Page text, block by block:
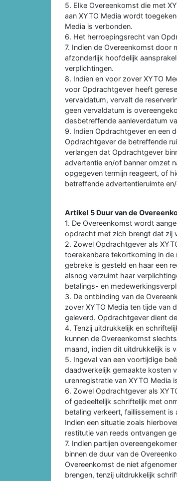
5. Elke Overeenkomst die met
aan XYTO Media wordt
Media is verbonden.
6. Het herroepingsrecht van
7. Indien de Overeenkomst door
afzonderlijk hoofdelijk
verplichtingen.
8. Indien en voor zover XYTO
voor Opdrachtgever heeft
vervaldatum, vervalt de
geen vervaldatum is
desbetreffende aanleverdatum
9. Indien Opdrachtgever en een
Opdrachtgever de betreffende
verlangen dat Opdrachtgever
advertentie en/of banner omzet
opgegeven termijn reageert, of
betreffende advertentieruimte
Artikel 5 Duur van de
1. De Overeenkomst wordt
opdracht met zich brengt dat zij
2. Zowel Opdrachtgever als
toerekenbare tekortkoming in de
gebreke is gesteld en haar een
alsnog verzuimt haar
betalings- en
3. De ontbinding van de
zover XYTO Media ten tijde van
geleverd. Opdrachtgever dient
4. Tenzij uitdrukkelijk en
kunnen de Overeenkomst
maand, indien dit uitdrukkelijk is
5. Ingeval van een voortijdige
daadwerkelijk gemaakte kosten
urenregistratie van XYTO Media
6. Zowel Opdrachtgever als
of gedeeltelijk schriftelijk met
betaling verkeert, faillissement
Indien een situatie zoals
restitutie van reeds ontvangen
7. Indien partijen
binnen de duur van de
Overeenkomst de niet
brengen, tenzij uitdrukkelijk